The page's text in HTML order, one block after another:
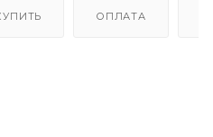
ОПЛАТА